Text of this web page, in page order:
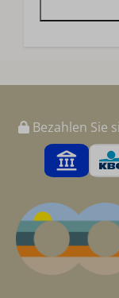
Bezahlen Sie